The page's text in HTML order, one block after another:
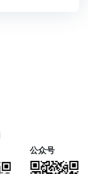
公众号